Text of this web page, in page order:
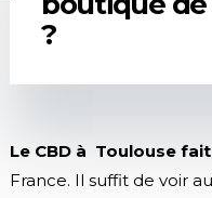
?
Le CBD à Toulouse
France. Il suffit de voir